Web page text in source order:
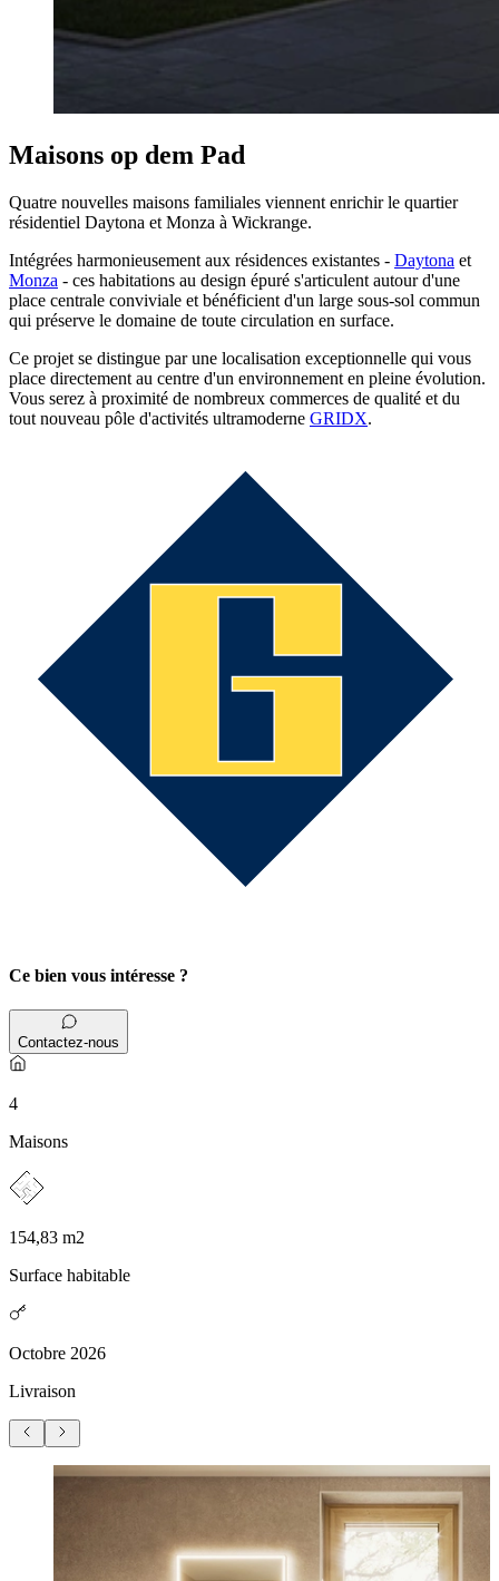
Maisons op dem Pad
Quatre nouvelles maisons familiales viennent enrichir le quartier
résidentiel Daytona et Monza à Wickrange.
Intégrées harmonieusement aux résidences existantes - Daytona et
Monza - ces habitations au design épuré s'articulent autour d'une
place centrale conviviale et bénéficient d'un large sous-sol commun
qui préserve le domaine de toute circulation en surface.
Ce projet se distingue par une localisation exceptionnelle qui vous
place directement au centre d'un environnement en pleine évolution.
Vous serez à proximité de nombreux commerces de qualité et du
tout nouveau pôle d'activités ultramoderne GRIDX.
Ce bien vous intéresse ?
Contactez-nous
4
Maisons
154,83 m2
Surface habitable
Octobre 2026
Livraison